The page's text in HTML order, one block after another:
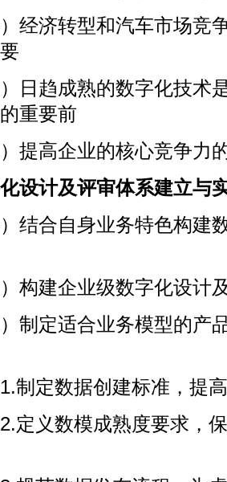
型和汽车市场竞争
熟的数字化技术是
重要前
企业的核心竞争力的
设计及评审体系建立与
身业务特色构建数
业级数字化设计及
合业务模型的产品
创建标准，提高
成熟度要求，保证